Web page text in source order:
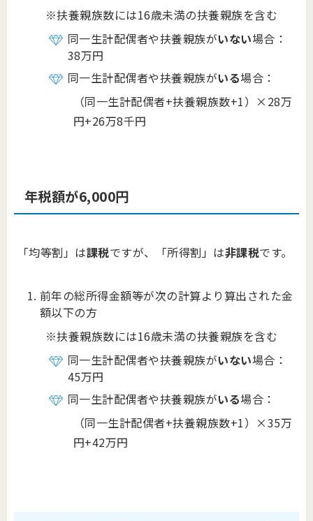
※扶養親族数には16歳未満の扶養親族を含む
同一生計配偶者や扶養親族がいない場合：
38万円
同一生計配偶者や扶養親族がいる場合：
（同一生計配偶者+扶養親族数+1）×28万
円+26万8千円
年税額が6,000円
「均等割」は課税ですが、「所得割」は非課税です。
前年の総所得金額等が次の計算より算出された金
額以下の方
※扶養親族数には16歳未満の扶養親族を含む
同一生計配偶者や扶養親族がいない場合：
45万円
同一生計配偶者や扶養親族がいる場合：
（同一生計配偶者+扶養親族数+1）×35万
円+42万円